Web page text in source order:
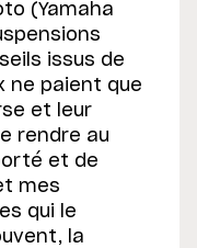
(Yamaha
issus de
ne paient que
et leur
rendre au
et de
mes
qui le
la